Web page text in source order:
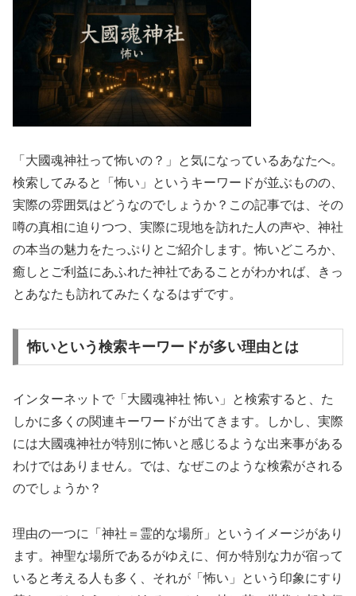
「大國魂神社って怖いの？」と気になっているあなたへ。
検索してみると「怖い」というキーワードが並ぶものの、
実際の雰囲気はどうなのでしょうか？この記事では、その
噂の真相に迫りつつ、実際に現地を訪れた人の声や、神社
の本当の魅力をたっぷりとご紹介します。怖いどころか、
癒しとご利益にあふれた神社であることがわかれば、きっ
とあなたも訪れてみたくなるはずです。
怖いという検索キーワードが多い理由とは
インターネットで「大國魂神社 怖い」と検索すると、た
しかに多くの関連キーワードが出てきます。しかし、実際
には大國魂神社が特別に怖いと感じるような出来事がある
わけではありません。では、なぜこのような検索がされる
のでしょうか？
理由の一つに「神社＝霊的な場所」というイメージがあり
ます。神聖な場所であるがゆえに、何か特別な力が宿って
いると考える人も多く、それが「怖い」という印象にすり